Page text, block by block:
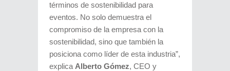
términos de sostenibilidad para
eventos. No solo demuestra el
compromiso de la empresa con la
sostenibilidad, sino que también la
posiciona como líder de esta industria”,
explica Alberto Gómez, CEO y